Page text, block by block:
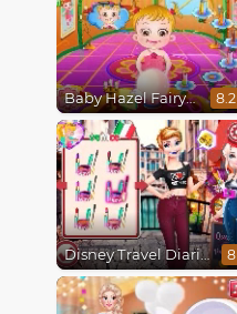
Baby Hazel Fairyland Ballet 8.2
Disney Travel Diaries: City Break 8